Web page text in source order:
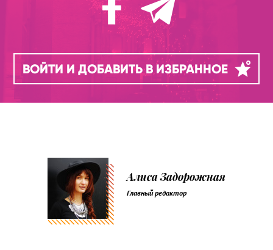
ВОЙТИ И ДОБАВИТЬ В ИЗБРАННОЕ
Алиса Задорожная
Главный редактор